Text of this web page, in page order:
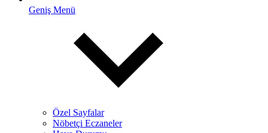
Geniş Menü
Özel Sayfalar
Nöbetçi Eczaneler